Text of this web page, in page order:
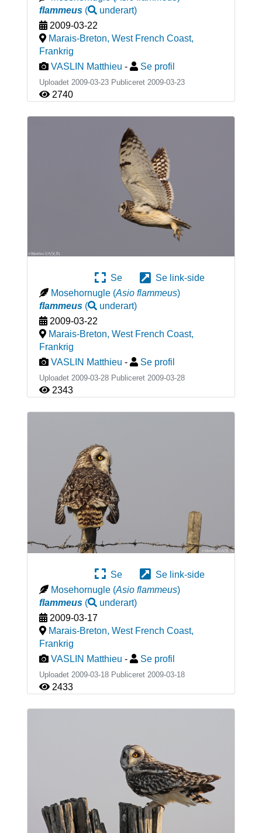
flammeus( underart)
2009-03-22
Marais-Breton, West French Coast,
Frankrig
VASLIN Matthieu - Se profil
Uploadet 2009-03-23 Publiceret 2009-03-23
2740
Se
Se link-side
Mosehornugle (Asio flammeus)
flammeus( underart)
2009-03-22
Marais-Breton, West French Coast,
Frankrig
VASLIN Matthieu - Se profil
Uploadet 2009-03-28 Publiceret 2009-03-28
2343
Se
Se link-side
Mosehornugle (Asio flammeus)
flammeus( underart)
2009-03-17
Marais-Breton, West French Coast,
Frankrig
VASLIN Matthieu - Se profil
Uploadet 2009-03-18 Publiceret 2009-03-18
2433